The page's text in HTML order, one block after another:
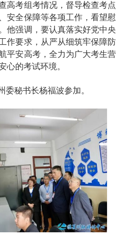
高考组考情况，督导检查考点
安全保障等各项工作，看望慰
他强调，要认真落实好党中央
作要求，从严从细筑牢保障防
平安高考，全力为广大考生营
心的考试环境。
委秘书长杨福波参加。